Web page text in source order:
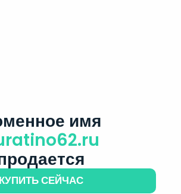
имя
КУПИТЬ СЕЙЧАС